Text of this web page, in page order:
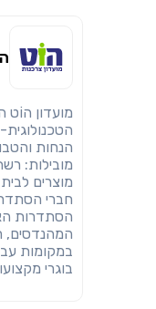
מועדון הוֹט
מובילות:
מוצרים
חברי
הסתדרות
המהנדסים,
במקומות
בוגרי